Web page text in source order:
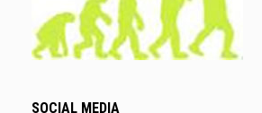
SOCIAL MEDIA